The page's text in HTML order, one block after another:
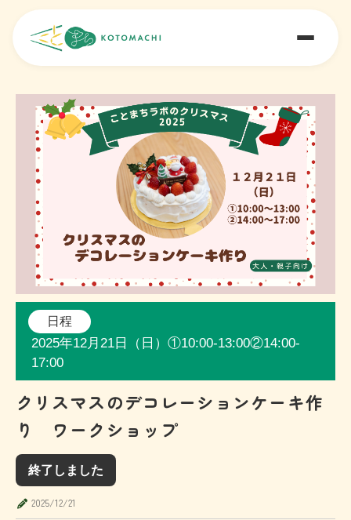
日程
2025年12月21日（日）①10:00-13:00②14:00-
17:00
クリスマスのデコレーションケーキ作
り ワークショップ
終了しました
2025/12/21